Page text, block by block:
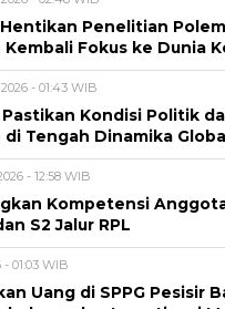
Penelitian
Kembali Fokus ke Dunia
- 01:43 WIB
Kondisi Politik
Tengah Dinamika Global
- 12:58 WIB
Kompetensi
S2 Jalur RPL
- 01:03 WIB
Uang di SPPG Pesisir